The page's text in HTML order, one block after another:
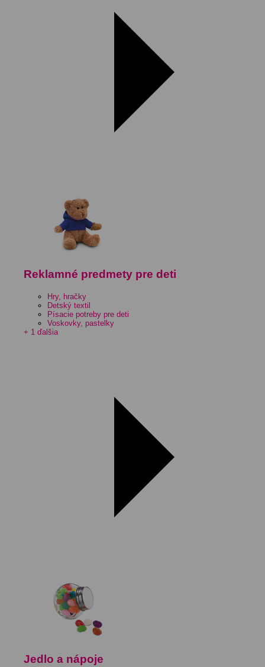
Reklamné predmety pre deti
Hry, hračky
Detský textil
Písacie potreby pre deti
Voskovky, pastelky
+ 1 ďalšia
Jedlo a nápoje